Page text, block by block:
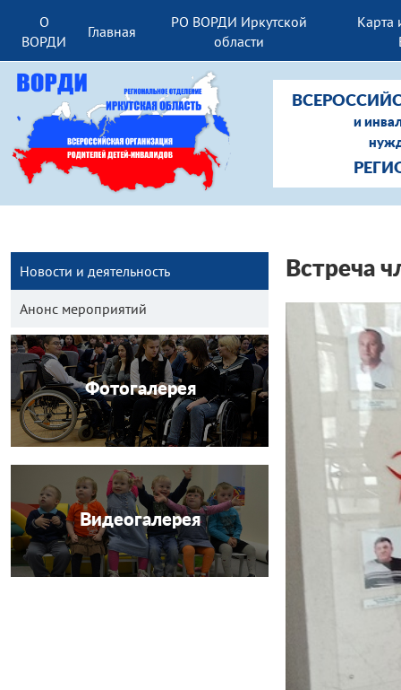
О
ВОРДИ
Главная
РО ВОРДИ Иркутской
области
Карта
и
Новости и деятельность
Анонс мероприятий
Фотогалерея
Видеогалерея
Встреча